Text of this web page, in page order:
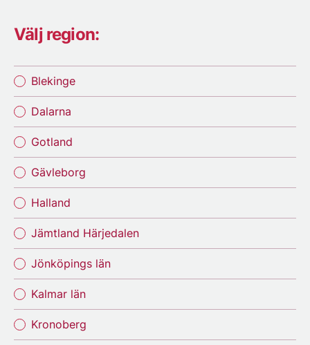
Välj region:
Blekinge
Dalarna
Gotland
Gävleborg
Halland
Jämtland Härjedalen
Jönköpings län
Kalmar län
Kronoberg